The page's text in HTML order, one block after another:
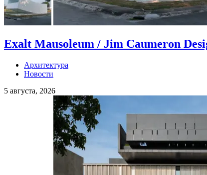
Exalt Mausoleum / Jim Caumeron
Архитектура
Новости
5 августа, 2026